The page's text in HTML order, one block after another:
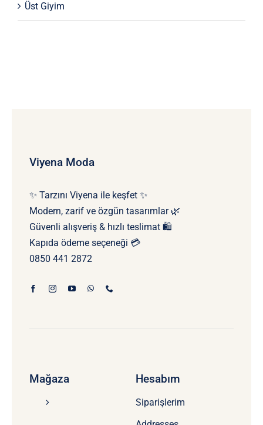
Üst Giyim
Viyena Moda
✨ Tarzını Viyena ile keşfet ✨
Modern, zarif ve özgün tasarımlar 🌿
Güvenli alışveriş & hızlı teslimat 🛍️
Kapıda ödeme seçeneği 💳
0850 441 2872
Mağaza Hesabım
Siparişlerim